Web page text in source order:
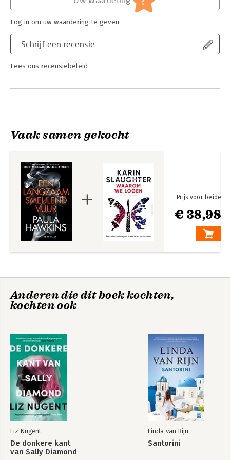
Schrijf een recensie
Lees ons recensiebeleid
Log in om uw waardering te geven
Vaak samen gekocht
€ 38,98
Prijs voor beide
Anderen die dit boek kochten,
kochten ook
Liz Nugent
De donkere kant
van Sally Diamond
Linda van Rijn
Santorini